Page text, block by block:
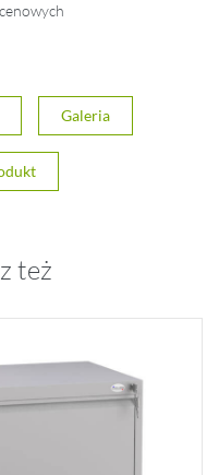
Galeria
też